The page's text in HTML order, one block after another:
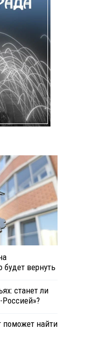
вернуть
станет ли
поможет найти